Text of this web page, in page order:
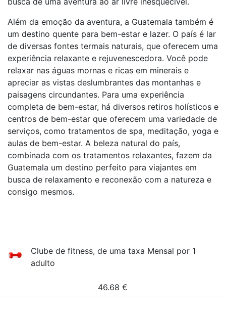
Além da emoção da aventura, a Guatemala também é
um destino quente para bem-estar e lazer. O país é lar
de diversas fontes termais naturais, que oferecem uma
experiência relaxante e rejuvenescedora. Você pode
relaxar nas águas mornas e ricas em minerais e
apreciar as vistas deslumbrantes das montanhas e
paisagens circundantes. Para uma experiência
completa de bem-estar, há diversos retiros holísticos e
centros de bem-estar que oferecem uma variedade de
serviços, como tratamentos de spa, meditação, yoga e
aulas de bem-estar. A beleza natural do país,
combinada com os tratamentos relaxantes, fazem da
Guatemala um destino perfeito para viajantes em
busca de relaxamento e reconexão com a natureza e
consigo mesmos.
Clube de fitness, de uma taxa Mensal por 1
adulto
46.68 €